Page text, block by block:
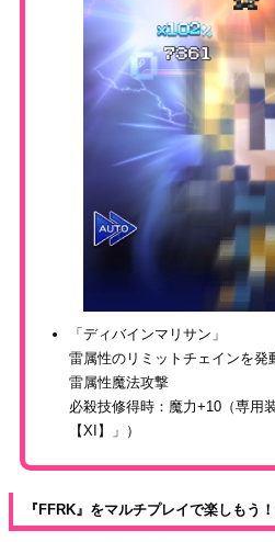
「ディバインマリサン」
雷属性のリミットチェインを発
雷属性魔法攻撃
必殺技修得時：魔力+10（専用
【XI】」）
『FFRK』をマルチプレイで楽しもう